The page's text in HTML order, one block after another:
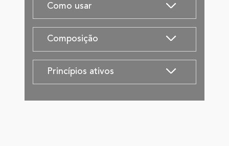
Como usar
Composição
Princípios ativos